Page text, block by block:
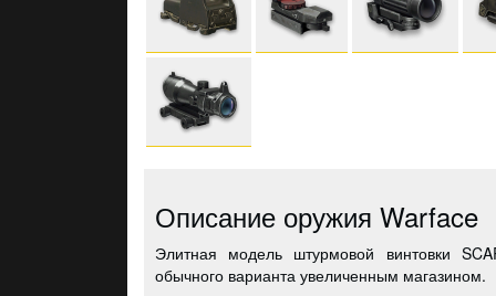
Описание оружия Warface
Элитная модель штурмовой винтовки
обычного варианта увеличенным магазином.